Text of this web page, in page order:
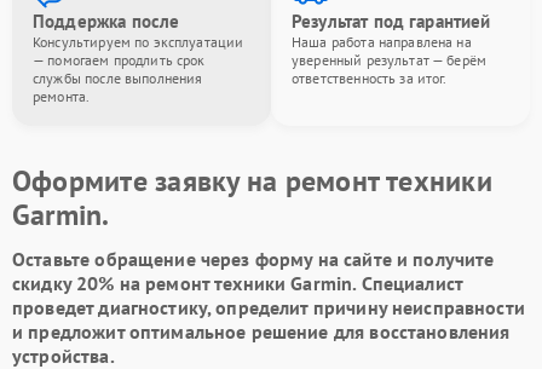
Поддержка после
Консультируем по эксплуатации
— помогаем продлить срок
службы после выполнения
ремонта.
Результат под гарантией
Наша работа направлена на
уверенный результат — берём
ответственность за итог.
Оформите заявку на ремонт техники
Garmin.
Оставьте обращение через форму на сайте и получите
скидку 20% на ремонт техники Garmin. Специалист
проведет диагностику, определит причину неисправности
и предложит оптимальное решение для восстановления
устройства.